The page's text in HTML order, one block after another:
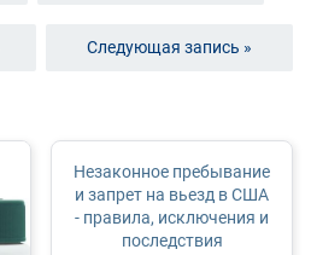
Следующая запись »
Незаконное пребывание
и запрет на вьезд в США
- правила, исключения и
последствия